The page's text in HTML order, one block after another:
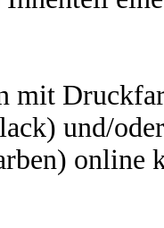
mit
und/
online